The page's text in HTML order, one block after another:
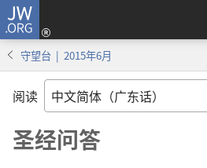
JW.ORG
守望台 | 2015年6月
阅读
圣经问答